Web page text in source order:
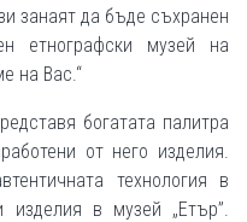
занаят да бъде съхранен
етнографски музей на
на Вас.“
богатата палитра
от него изделия.
технология в
изделия в музей „Етър”.